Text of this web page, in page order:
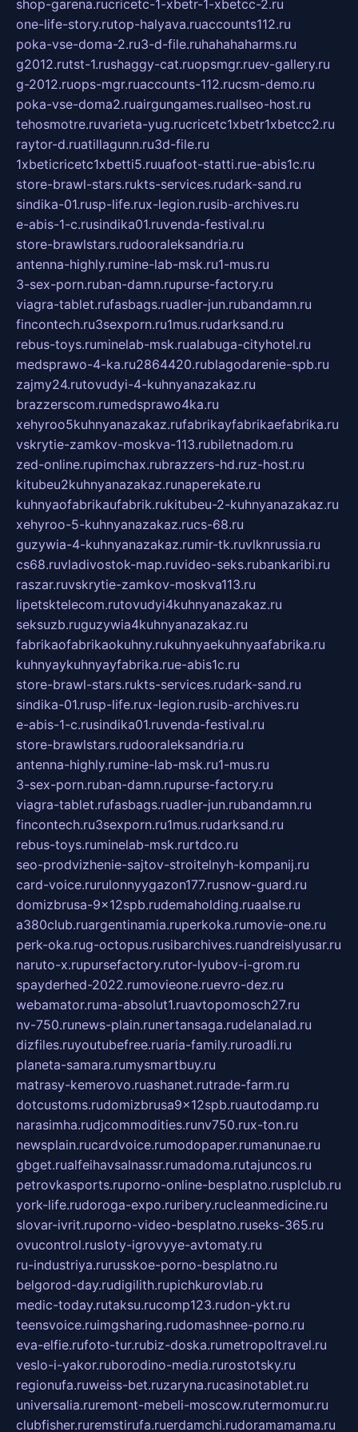
shop-garena.rucricetc-1-xbetr-1-xbetcc-2.ru
one-life-story.rutop-halyava.ruaccounts112.ru
poka-vse-doma-2.ru3-d-file.ruhahahaharms.ru
g2012.rutst-1.rushaggy-cat.ruopsmgr.ruev-gallery.ru
g-2012.ruops-mgr.ruaccounts-112.rucsm-demo.ru
poka-vse-doma2.ruairgungames.ruallseo-host.ru
tehosmotre.ruvarieta-yug.rucricetc1xbetr1xbetcc2.ru
raytor-d.ruatillagunn.ru3d-file.ru
1xbeticricetc1xbetti5.ruuafoot-statti.rue-abis1c.ru
store-brawl-stars.rukts-services.rudark-sand.ru
sindika-01.rusp-life.rux-legion.rusib-archives.ru
e-abis-1-c.rusindika01.ruvenda-festival.ru
store-brawlstars.rudooraleksandria.ru
antenna-highly.rumine-lab-msk.ru1-mus.ru
3-sex-porn.ruban-damn.rupurse-factory.ru
viagra-tablet.rufasbags.ruadler-jun.rubandamn.ru
fincontech.ru3sexporn.ru1mus.rudarksand.ru
rebus-toys.ruminelab-msk.rualabuga-cityhotel.ru
medsprawo-4-ka.ru2864420.rublagodarenie-spb.ru
zajmy24.rutovudyi-4-kuhnyanazakaz.ru
brazzerscom.rumedsprawo4ka.ru
xehyroo5kuhnyanazakaz.rufabrikayfabrikaefabrika.ru
vskrytie-zamkov-moskva-113.rubiletnadom.ru
zed-online.rupimchax.rubrazzers-hd.ruz-host.ru
kitubeu2kuhnyanazakaz.runaperekate.ru
kuhnyaofabrikaufabrik.rukitubeu-2-kuhnyanazakaz.ru
xehyroo-5-kuhnyanazakaz.rucs-68.ru
guzywia-4-kuhnyanazakaz.rumir-tk.ruvlknrussia.ru
cs68.ruvladivostok-map.ruvideo-seks.rubankaribi.ru
raszar.ruvskrytie-zamkov-moskva113.ru
lipetsktelecom.rutovudyi4kuhnyanazakaz.ru
seksuzb.ruguzywia4kuhnyanazakaz.ru
fabrikaofabrikaokuhny.rukuhnyaekuhnyaafabrika.ru
kuhnyaykuhnyayfabrika.rue-abis1c.ru
store-brawl-stars.rukts-services.rudark-sand.ru
sindika-01.rusp-life.rux-legion.rusib-archives.ru
e-abis-1-c.rusindika01.ruvenda-festival.ru
store-brawlstars.rudooraleksandria.ru
antenna-highly.rumine-lab-msk.ru1-mus.ru
3-sex-porn.ruban-damn.rupurse-factory.ru
viagra-tablet.rufasbags.ruadler-jun.rubandamn.ru
fincontech.ru3sexporn.ru1mus.rudarksand.ru
rebus-toys.ruminelab-msk.rurtdco.ru
seo-prodvizhenie-sajtov-stroitelnyh-kompanij.ru
card-voice.rurulonnyygazon177.rusnow-guard.ru
domizbrusa-9x12spb.rudemaholding.ruaalse.ru
a380club.ruargentinamia.ruperkoka.rumovie-one.ru
perk-oka.rug-octopus.rusibarchives.ruandreislyusar.ru
naruto-x.rupursefactory.rutor-lyubov-i-grom.ru
spayderhed-2022.rumovieone.ruevro-dez.ru
webamator.ruma-absolut1.ruavtopomosch27.ru
nv-750.runews-plain.runertansaga.rudelanalad.ru
dizfiles.ruyoutubefree.ruaria-family.ruroadli.ru
planeta-samara.rumysmartbuy.ru
matrasy-kemerovo.ruashanet.rutrade-farm.ru
dotcustoms.rudomizbrusa9x12spb.ruautodamp.ru
narasimha.rudjcommodities.runv750.rux-ton.ru
newsplain.rucardvoice.rumodopaper.rumanunae.ru
gbget.rualfeihavsalnassr.rumadoma.rutajuncos.ru
petrovkasports.ruporno-online-besplatno.rusplclub.ru
york-life.rudoroga-expo.ruribery.rucleanmedicine.ru
slovar-ivrit.ruporno-video-besplatno.ruseks-365.ru
ovucontrol.rusloty-igrovyye-avtomaty.ru
ru-industriya.rurusskoe-porno-besplatno.ru
belgorod-day.rudigilith.rupichkurovlab.ru
medic-today.rutaksu.rucomp123.rudon-ykt.ru
teensvoice.ruimgsharing.rudomashnee-porno.ru
eva-elfie.rufoto-tur.rubiz-doska.rumetropoltravel.ru
veslo-i-yakor.ruborodino-media.rurostotsky.ru
regionufa.ruweiss-bet.ruzaryna.rucasinotablet.ru
universalia.ruremont-mebeli-moscow.rutermomur.ru
clubfisher.ruremstirufa.ruerdamchi.rudoramamama.ru